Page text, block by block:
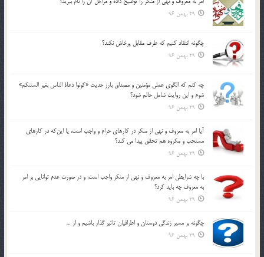
29 بهمن 96
چگونه انتقاد كنيم كه طرف مقابل پرخاش نكند؟
29 بهمن 96
چه كنم كه الگوي عملي مؤمنين و مصداق بارز حديث «كونوا دعاة الناس بغير السنتكم»
شوم و اين روايت شامل حالم شود؟
29 بهمن 96
آيا امر به معروف و نهي از منكر در كارهاي حرام و واجب است، يا اين‌كه در كارهاي
مستحب و مكروه هم تحقق پيدا مي كند؟
29 بهمن 96
با چه شرايطي امر به معروف و نهي از منکر واجب است، و در صورت عدم توانايي بر امر
به معروف چه بايد کرد؟
29 بهمن 96
چگونه بر مسير زندگي دوستان و اطرافيان تاثير گذار باشيم و از …
29 بهمن 96